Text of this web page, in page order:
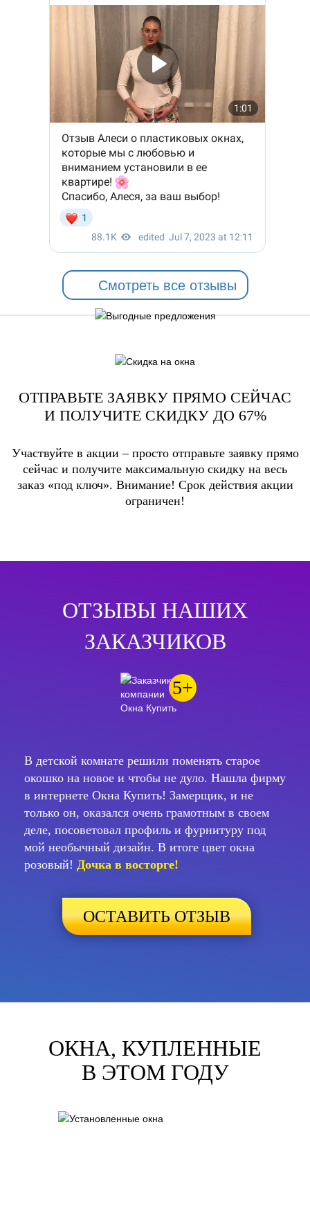
Смотреть все отзывы
ОТПРАВЬТЕ ЗАЯВКУ ПРЯМО СЕЙЧАС
И ПОЛУЧИТЕ СКИДКУ ДО 67%
Участвуйте в акции – просто отправьте заявку прямо
сейчас и получите максимальную скидку на весь
заказ «под ключ». Внимание! Срок действия акции
ограничен!
ОТЗЫВЫ НАШИХ
ЗАКАЗЧИКОВ
5+
В детской комнате решили поменять старое
окошко на новое и чтобы не дуло. Нашла фирму
в интернете Окна Купить! Замерщик, и не
только он, оказался очень грамотным в своем
деле, посоветовал профиль и фурнитуру под
мой необычный дизайн. В итоге цвет окна
розовый! Дочка в восторге!
ОСТАВИТЬ ОТЗЫВ
ОКНА, КУПЛЕННЫЕ
В ЭТОМ ГОДУ